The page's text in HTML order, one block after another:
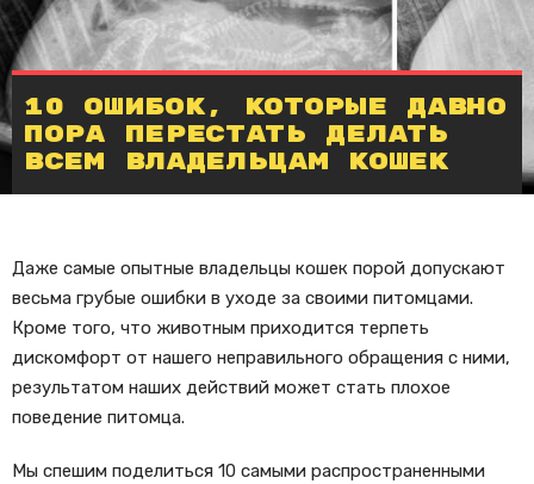
10 ошибок, которые давно
пора перестать делать
всем владельцам кошек
Даже самые опытные владельцы кошек порой допускают
весьма грубые ошибки в уходе за своими питомцами.
Кроме того, что животным приходится терпеть
дискомфорт от нашего неправильного обращения с ними,
результатом наших действий может стать плохое
поведение питомца.
Мы спешим поделиться 10 самыми распространенными